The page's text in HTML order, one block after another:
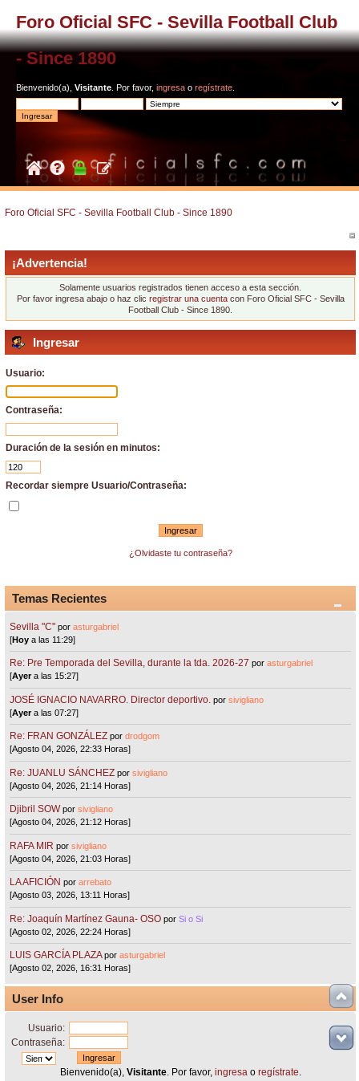
Foro Oficial SFC - Sevilla Football Club
- Since 1890
Bienvenido(a), Visitante . Por favor, ingresa o regístrate
Foro Oficial SFC - Sevilla Football Club - Since 1890
¡Advertencia!
Solamente usuarios registrados tienen acceso a esta sección.
Por favor ingresa abajo o haz clic registrar una cuentacon Foro Oficial SFC - Sevilla
Football Club - Since 1890.
Ingresar
Usuario:
Contraseña:
Duración de la sesión en minutos:
Recordar siempre Usuario/Contraseña:
¿Olvidaste tu contraseña?
Temas Recientes
Sevilla "C"porasturgabriel
[Hoy a las 11:29]
Re: Pre Temporada del Sevilla, durante la tda. 2026-27 porasturgabriel
[Ayera las 15:27]
JOSÉ IGNACIO NAVARRO. Director deportivo. porsivigliano
[Ayera las 07:27]
Re: FRAN GONZÁLEZ pordrodgom
[Agosto 04, 2026, 22:33 Horas]
Re: JUANLU SÁNCHEZ porsivigliano
[Agosto 04, 2026, 21:14 Horas]
Djibril SOW porsivigliano
[Agosto 04, 2026, 21:12 Horas]
RAFA MIR porsivigliano
[Agosto 04, 2026, 21:03 Horas]
LA AFICIÓN porarrebato
[Agosto 03, 2026, 13:11 Horas]
Re: Joaquín Martínez Gauna- OSO porSi o Si
[Agosto 02, 2026, 22:24 Horas]
LUIS GARCÍA PLAZA porasturgabriel
[Agosto 02, 2026, 16:31 Horas]
User Info
Usuario:
Contraseña:
Bienvenido(a), Visitante. Por favor, ingresao regístrate.